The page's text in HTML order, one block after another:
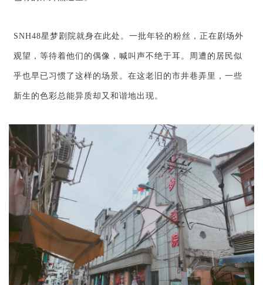
SNH48星梦剧院就身在此处。一批年轻的粉丝，正在剧场外
观望，等待着他们的偶像，喊叫声不绝于耳。周遭的居民似
乎也早已习惯了这样的场景。在这老旧的市井巷弄里，一些
新生的色彩总能异质却又和谐地出现。